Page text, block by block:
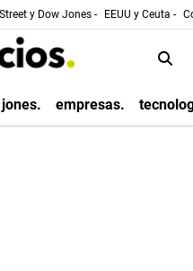
y Dow Jones - EEUU y Ceuta -
empresas.